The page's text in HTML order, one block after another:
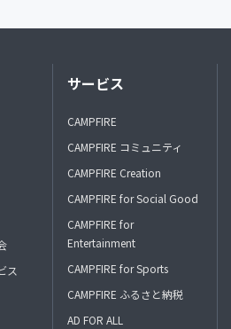
ス
サービス
CAMPFIRE
CAMPFIRE コミュニティ
CAMPFIRE Creation
CAMPFIRE for Social Good
CAMPFIRE for
Entertainment
CAMPFIRE for Sports
CAMPFIRE ふるさと納税
AD FOR ALL